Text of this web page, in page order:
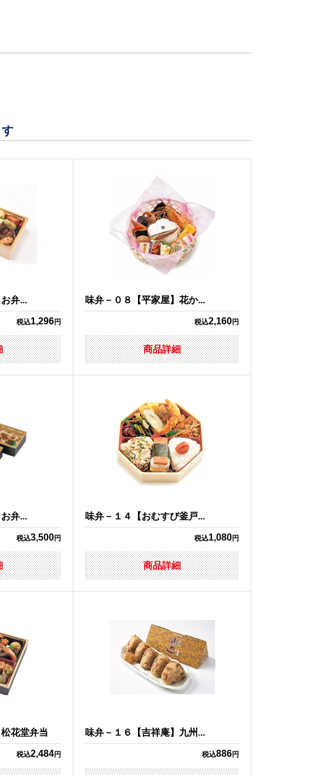
弁...
税込1,296円
味弁－０８【平家屋】花か...
税込2,160円
商品詳細
弁...
税込3,500円
味弁－１４【おむすび釜戸...
税込1,080円
商品詳細
花堂弁当
税込2,484円
味弁－１６【吉祥庵】九州...
税込886円